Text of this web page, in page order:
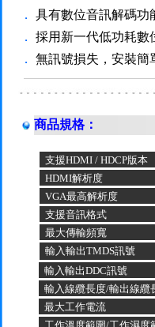
．
具有數位音訊解碼功
．
採用新一代低功耗數
．
無訊號損失，安裝簡
商品規格：
支援HDMI / HDCP版本
HDMI解析度
VGA最高解析度
支援音訊格式
最大傳輸頻寬
輸入輸出TMDS訊號
輸入輸出DDC訊號
輸入線纜長度/輸出線纜
最大工作電流